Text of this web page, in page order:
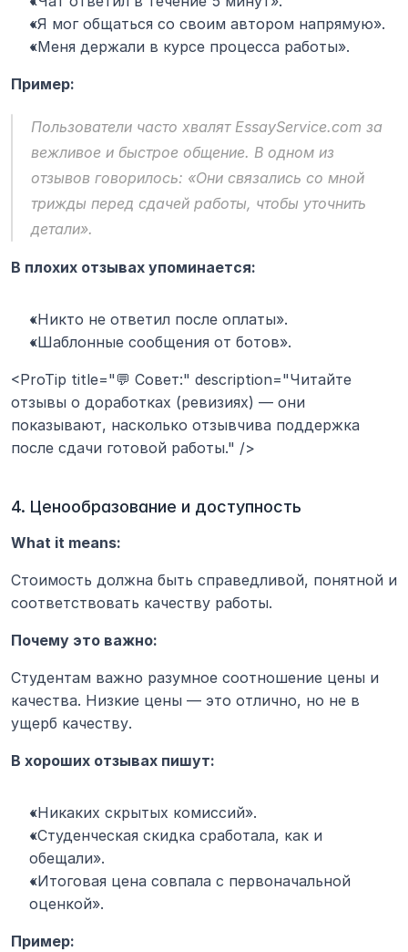
«Я мог общаться со своим автором напрямую».
«Меня держали в курсе процесса работы».
Пример:
Пользователи часто хвалят EssayService.com за
вежливое и быстрое общение. В одном из
отзывов говорилось: «Они связались со мной
трижды перед сдачей работы, чтобы уточнить
детали».
В плохих отзывах упоминается:
«Никто не ответил после оплаты».
«Шаблонные сообщения от ботов».
<ProTip title="💬 Совет:" description="Читайте
отзывы о доработках (ревизиях) — они
показывают, насколько отзывчива поддержка
после сдачи готовой работы." />
4. Ценообразование и доступность
What it means:
Стоимость должна быть справедливой, понятной и
соответствовать качеству работы.
Почему это важно:
Студентам важно разумное соотношение цены и
качества. Низкие цены — это отлично, но не в
ущерб качеству.
В хороших отзывах пишут:
«Никаких скрытых комиссий».
«Студенческая скидка сработала, как и
обещали».
«Итоговая цена совпала с первоначальной
оценкой».
Пример: